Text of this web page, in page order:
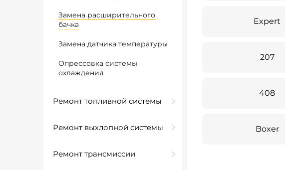
Замена расширительного
бачка
Замена датчика температуры
Опрессовка системы
охлаждения
Ремонт топливной системы
Ремонт выхлопной системы
Ремонт трансмиссии
Expert
207
408
Boxer